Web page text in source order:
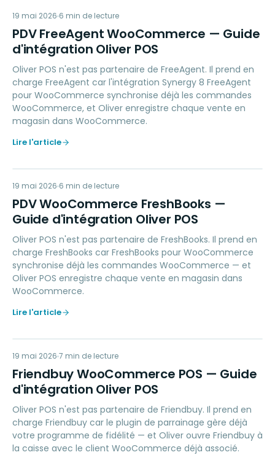
PF
ACCOUNTING
19 mai 2026 6 min de lecture
PDV FreeAgent WooCommerce — Guide
d'intégration Oliver POS
Oliver POS n'est pas partenaire de FreeAgent. Il prend en
charge FreeAgent car l'intégration Synergy 8 FreeAgent
pour WooCommerce synchronise déjà les commandes
WooCommerce, et Oliver enregistre chaque vente en
magasin dans WooCommerce.
Lire l'article
PW
ACCOUNTING
19 mai 2026 6 min de lecture
PDV WooCommerce FreshBooks —
Guide d'intégration Oliver POS
Oliver POS n'est pas partenaire de FreshBooks. Il prend en
charge FreshBooks car FreshBooks pour WooCommerce
synchronise déjà les commandes WooCommerce — et
Oliver POS enregistre chaque vente en magasin dans
WooCommerce.
Lire l'article
FW
LOYALTY
19 mai 2026 7 min de lecture
Friendbuy WooCommerce POS — Guide
d'intégration Oliver POS
Oliver POS n'est pas partenaire de Friendbuy. Il prend en
charge Friendbuy car le plugin de parrainage gère déjà
votre programme de fidélité — et Oliver ouvre Friendbuy à
la caisse avec le client WooCommerce déjà associé.